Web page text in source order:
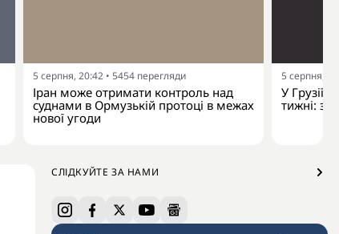
5 серпня, 20:42 • 5454 перегляди
Іран може отримати контроль над
суднами в Ормузькій протоці в межах
нової угоди
5 серпня,
У Грузії
тижні:
СЛІДКУЙТЕ ЗА НАМИ